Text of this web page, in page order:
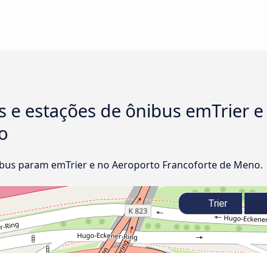
e estações de ônibus emTrier
param emTrier e no Aeroporto Francoforte de Meno.
Trier